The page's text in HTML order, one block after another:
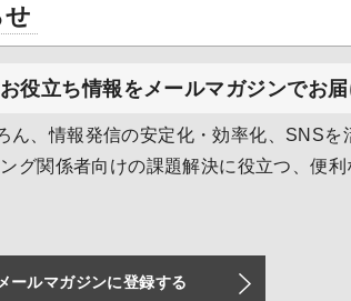
役立ち情報をメールマガジンでお
ん、情報発信の安定化・効率化、SNSを
グ関係者向けの課題解決に役立つ、便
メールマガジンに登録する